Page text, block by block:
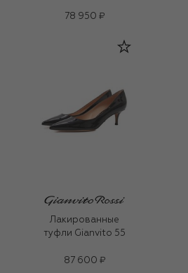
78 950 ₽
Лакированные
туфли Gianvito 55
87 600 ₽